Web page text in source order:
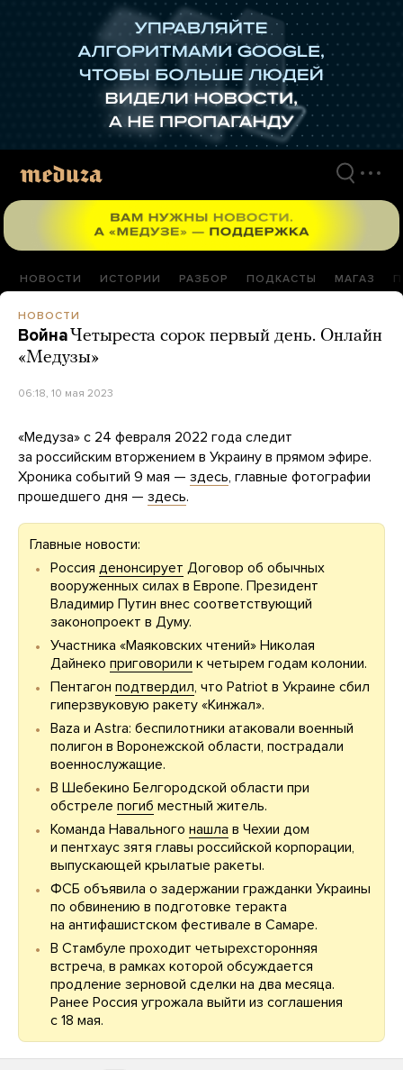
НОВОСТИ ИСТОРИИ РАЗБОР ПОДКАСТЫ МАГАЗ
НОВОСТИ
Война Четыреста сорок первый день. Онлайн
«Медузы»
06:18, 10 мая 2023
«Медуза» с 24 февраля 2022 года следит
за российским вторжением в Украину в прямом эфире.
Хроника событий 9 мая — здесь, главные фотографии
прошедшего дня — здесь.
Главные новости:
Россия денонсирует Договор об обычных
вооруженных силах в Европе. Президент
Владимир Путин внес соответствующий
законопроект в Думу.
Участника «Маяковских чтений» Николая
Дайнеко приговорили к четырем годам колонии.
Пентагон подтвердил, что Patriot в Украине сбил
гиперзвуковую ракету «Кинжал».
Baza и Astra: беспилотники атаковали военный
полигон в Воронежской области, пострадали
военнослужащие.
В Шебекино Белгородской области при
обстреле погиб местный житель.
Команда Навального нашла в Чехии дом
и пентхаус зятя главы российской корпорации,
выпускающей крылатые ракеты.
ФСБ объявила о задержании гражданки Украины
по обвинению в подготовке теракта
на антифашистском фестивале в Самаре.
В Стамбуле проходит четырехсторонняя
встреча, в рамках которой обсуждается
продление зерновой сделки на два месяца.
Ранее Россия угрожала выйти из соглашения
с 18 мая.